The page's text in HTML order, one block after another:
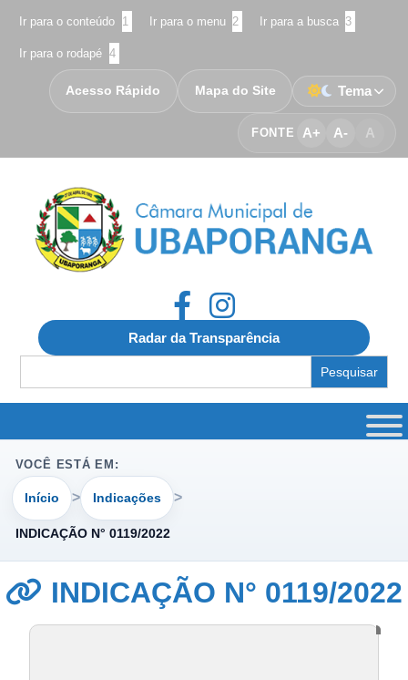
Ir para o conteúdo 1 Ir para o menu 2 Ir para a busca 3
Ir para o rodapé 4
FONTE A+ A- A
Acesso Rápido Mapa do Site Tema
Radar da Transparência
for:
VOCÊ ESTÁ EM:
Início Indicações
INDICAÇÃO N° 0119/2022
INDICAÇÃO N° 0119/2022